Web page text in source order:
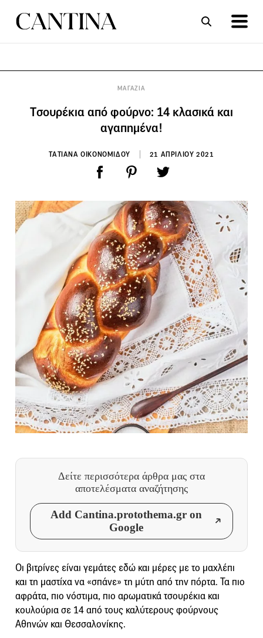
ΜΑΓΑΖΙΑ
Tσουρέκια από φούρνο: 14 κλασικά και
αγαπημένα!
ΤΑΤΙΑΝΑ ΟΙΚΟΝΟΜΙΔΟΥ 21 ΑΠΡΙΛΙΟΥ 2021
Δείτε περισσότερα άρθρα μας στα
αποτελέσματα αναζήτησης
Add Cantina.protothema.gr on
Google
Οι βιτρίνες είναι γεμάτες εδώ και μέρες με το μαχλέπι
και τη μαστίχα να «σπάνε» τη μύτη από την πόρτα. Τα πιο
αφράτα, πιο νόστιμα, πιο αρωματικά τσουρέκια και
κουλούρια σε 14 από τους καλύτερους φούρνους
Αθηνών και Θεσσαλονίκης.